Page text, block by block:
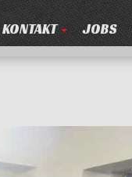
KONTAKT JOBS